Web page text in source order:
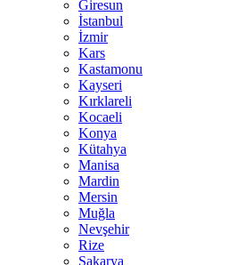
Giresun
İstanbul
İzmir
Kars
Kastamonu
Kayseri
Kırklareli
Kocaeli
Konya
Kütahya
Manisa
Mardin
Mersin
Muğla
Nevşehir
Rize
Sakarya